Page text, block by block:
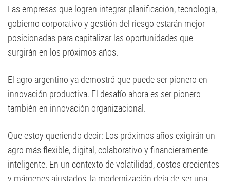
Las empresas que logren integrar planificación, tecnología,
gobierno corporativo y gestión del riesgo estarán mejor
posicionadas para capitalizar las oportunidades que
surgirán en los próximos años.
El agro argentino ya demostró que puede ser pionero en
innovación productiva. El desafío ahora es ser pionero
también en innovación organizacional.
Que estoy queriendo decir: Los próximos años exigirán un
agro más flexible, digital, colaborativo y financieramente
inteligente. En un contexto de volatilidad, costos crecientes
y márgenes ajustados, la modernización deja de ser una